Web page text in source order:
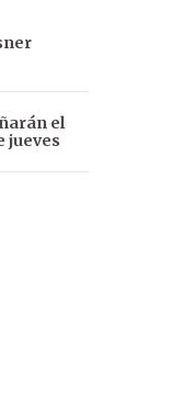
el
jueves